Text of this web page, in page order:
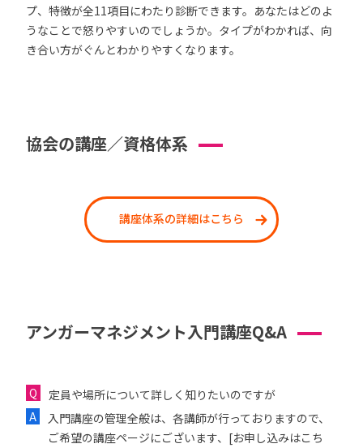
プ、特徴が全11項目にわたり診断できます。あなたはどのよ
うなことで怒りやすいのでしょうか。タイプがわかれば、向
き合い方がぐんとわかりやすくなります。
協会の講座／資格体系
講座体系の詳細はこちら
アンガーマネジメント入門講座Q&A
定員や場所について詳しく知りたいのですが
入門講座の管理全般は、各講師が行っておりますので、
ご希望の講座ページにございます、[お申し込みはこち